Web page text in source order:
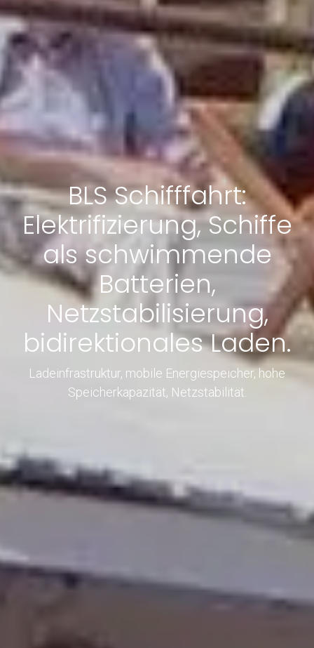
BLS Schifffahrt:
Elektrifizierung, Schiffe
als schwimmende
Batterien,
Netzstabilisierung,
bidirektionales Laden.
Ladeinfrastruktur, mobile Energiespeicher, hohe
Speicherkapazität, Netzstabilität.